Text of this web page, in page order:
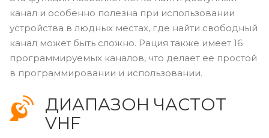
канал и особенно полезна при использовании
устройства в людных местах, где найти свободный
канал может быть сложно. Рация также имеет 16
программируемых каналов, что делает ее простой
в программировании и использовании.
ДИАПАЗОН ЧАСТОТ
VHF